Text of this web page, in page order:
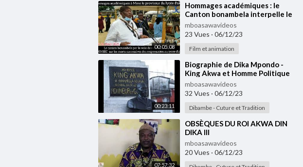
00:05:08
⁣Hommages académiques : le
Canton bonambela interpelle le
MINSEC sur les décès au lycée
d'akwa.
mboasawavideos
23 Vues · 06/12/23
Film et animation
00:23:11
⁣Biographie de Dika Mpondo -
King Akwa et Homme Politique
mboasawavideos
32 Vues · 06/12/23
Dibambe - Cuture et Tradition
07:57:32
⁣OBSÈQUES DU ROI AKWA DIN
DIKA III
mboasawavideos
20 Vues · 06/12/23